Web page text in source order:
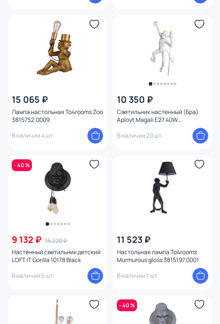
15 065 ₽
Лампа настольная To4rooms Zoo
3815752.0009
В наличии 4 шт.
10 350 ₽
Светильник настенный (Бра)
Aployt Magali E27 40W
В наличии 20 шт.
- 40 %
9 132 ₽ 15 220 ₽
Настенный светильник детский
LOFT IT Gorilla 10178 Black
В наличии 5 шт.
11 523 ₽
Настольная лампа To4rooms
Murmurous gloss 3815197.0001
В наличии 1 шт.
- 40 %